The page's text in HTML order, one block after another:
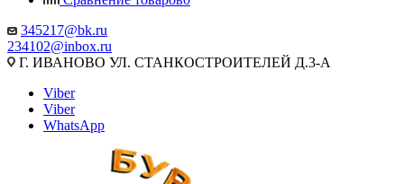
345217@bk.ru
234102@inbox.ru
Г. ИВАНОВО УЛ. СТАНКОСТРОИТЕЛЕЙ Д.3-А
Viber
Viber
WhatsApp